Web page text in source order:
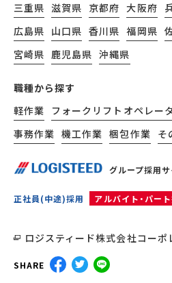
グループ採用サ
正社員(中途)採用 アルバイト・パー
ロジスティード株式会社コーポ
SHARE
三重県 滋賀県 京都府 大阪府
広島県 山口県 香川県 福岡県
宮崎県 鹿児島県 沖縄県
職種から探す
軽作業
フォークリフトオペレー
事務作業 機工作業 梱包作業 そ